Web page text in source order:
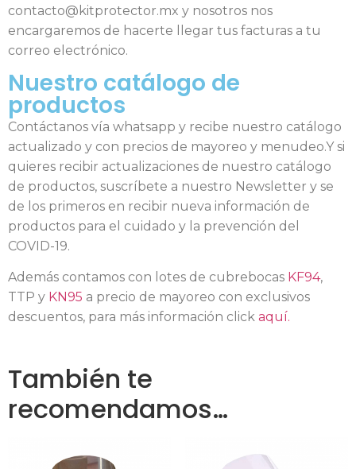
contacto@kitprotector.mx y nosotros nos
encargaremos de hacerte llegar tus facturas a tu
correo electrónico.
Nuestro catálogo de
productos
Contáctanos vía whatsapp y recibe nuestro catálogo
actualizado y con precios de mayoreo y menudeo.Y si
quieres recibir actualizaciones de nuestro catálogo
de productos, suscríbete a nuestro Newsletter y se
de los primeros en recibir nueva información de
productos para el cuidado y la prevención del
COVID-19.
Además contamos con lotes de cubrebocas KF94,
TTP y KN95 a precio de mayoreo con exclusivos
descuentos, para más información click aquí.
También te
recomendamos…